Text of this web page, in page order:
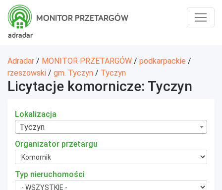
adradar
MONITOR PRZETARGÓW
Adradar / MONITOR PRZETARGÓW / podkarpackie /
rzeszowski / gm. Tyczyn / Tyczyn
Licytacje komornicze: Tyczyn
Lokalizacja
Tyczyn
Organizator przetargu
Typ nieruchomości